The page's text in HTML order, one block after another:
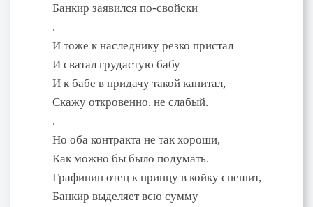
Банкир заявился по-свойски
.
И тоже к наследнику резко пристал
И сватал грудастую бабу
И к бабе в придачу такой капитал,
Скажу откровенно, не слабый.
.
Но оба контракта не так хороши,
Как можно бы было подумать.
Графинин отец к принцу в койку спешит,
Банкир выделяет всю сумму